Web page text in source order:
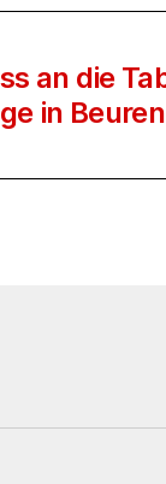
an die
in